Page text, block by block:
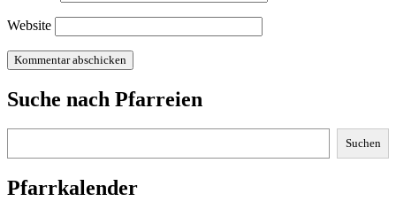
Website
Suche nach Pfarreien
Suchen
Pfarrkalender